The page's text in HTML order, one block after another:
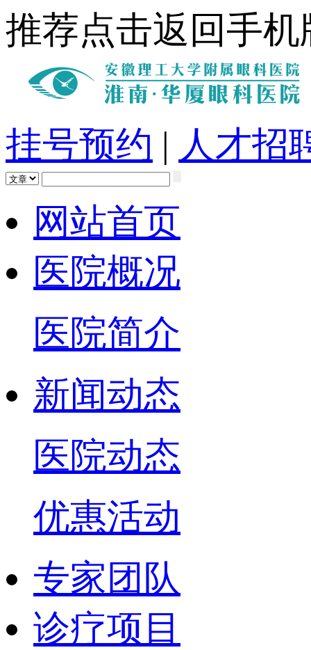
推荐点击返回手机
挂号预约 | 人才招
网站首页
医院概况
医院简介
新闻动态
医院动态
优惠活动
专家团队
诊疗项目